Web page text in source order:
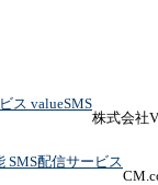
ス valueSMS
株式会社
SMS配信サービス